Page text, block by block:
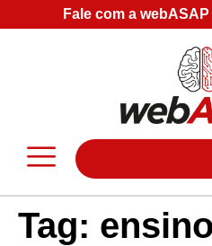
Fale com a
Tag: ensino